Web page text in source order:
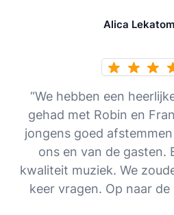
Alica
“We hebben een
gehad met Robin en
jongens goed
ons en van de gasten.
kwaliteit muziek. We
keer vragen. Op naar